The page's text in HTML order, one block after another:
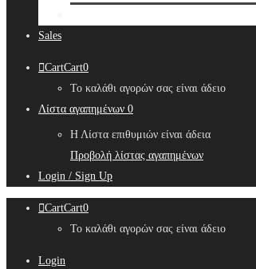
Sales
CartCart0
Το καλάθι αγορών σας είναι άδειο
Λίστα αγαπημένων 0
Η Λίστα επιθυμιών είναι άδεια
Προβολή λίστας αγαπημένων
Login / Sign Up
CartCart0
Το καλάθι αγορών σας είναι άδειο
Login